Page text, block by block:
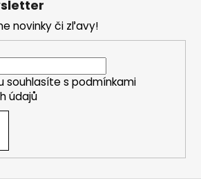
novinky či zľavy!
souhlasíte s podmínkami
údajů